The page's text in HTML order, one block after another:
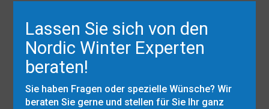
Lassen Sie sich von den
Nordic Winter Experten
beraten!
Sie haben Fragen oder spezielle Wünsche? Wir
beraten Sie gerne und stellen für Sie Ihr ganz